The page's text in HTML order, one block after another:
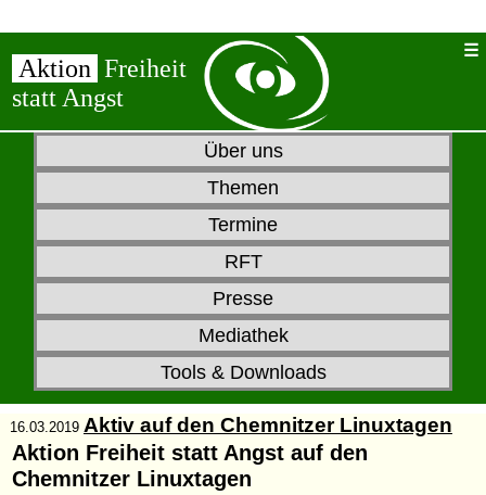
Aktion Freiheit
statt Angst
Über uns
Themen
Termine
RFT
Presse
Mediathek
Tools & Downloads
16.03.2019 Aktiv auf den Chemnitzer Linuxtagen
Aktion Freiheit statt Angst auf den
Chemnitzer Linuxtagen